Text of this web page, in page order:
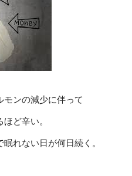
モンの減少に伴って
ど辛い。
れない日が何日続く。